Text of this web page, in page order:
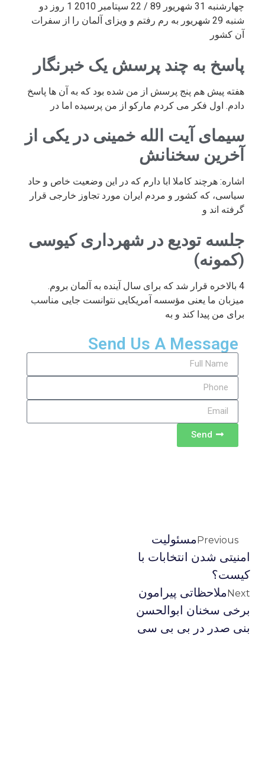
چهارشنبه 31 شهریور 89 / 22 سپتامبر 2010 1 روز دو
شنبه 29 شهریور به رم رفتم و ویزای آلمان را از سفرات
آن کشور
پاسخ به چند پرسش یک خبرنگار
هفته پیش هم پنج پرسش از من شده بود که به آن ها پاسخ
دادم. اول فکر می کردم مارکو از من پرسیده اما در
سیمای آیت الله خمینی در یکی از
آخرین سخنانش
اشاره: هرچند کاملا ابا دارم که در این وضعیت خاص و حاد
سیاسی، که کشور و مردم ایران مورد تجاوز خارجی قرار
گرفته اند و
جلسه تودیع در شهرداری کیوسی
(کمونه)
4 بالاخره قرار شد که برای سال آینده به آلمان بروم.
میزبان ما یعنی مؤسسه آمریکایی نتوانست جایی مناسب
برای من پیدا کند و به
Send Us A Message
Send
Previousمسئولیت
امنیتی شدن انتخابات با
کیست؟
Nextملاحظاتی پیرامون
برخی سخنان ابوالحسن
بنی صدر در بی بی سی